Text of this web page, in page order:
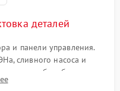
деталей
и панели управления.
сливного насоса и
барабана и
люка на разрывы.